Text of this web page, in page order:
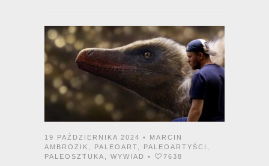
19 PAŹDZIERNIKA 2024 •
MARCIN
AMBROZIK , PALEOART, PALEOARTYŚCI ,
PALEOSZTUKA , WYWIAD • 7638